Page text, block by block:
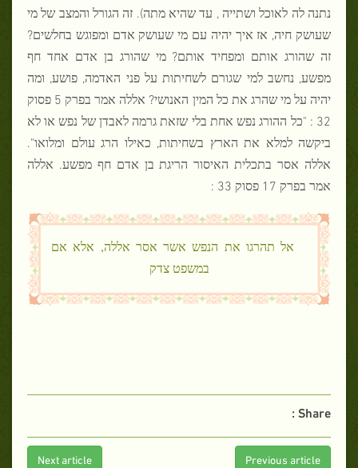
נתנה לה לאוכל ושתייה , עד שהיא מתה). זה הגורל והמצב של מי
שעושק חיה, אז איך יהיה עם מי שעושק אדם ומפוגש בחלשים?
זה שהורג אותם ומפחיד אותם? מי שהורג בן אדם אחד חף
מפשע, נחשב למי שגורם לשחיתות על פני האדמה, פושע, ומה
יהיה על מי שהרג את כל המין האנושי? אללה אמר בפרק 5 פסוק
32 : "כל ההורג נפש אחת בלי שזאת גרמה לאבדן של נפש או לא
ביקשה למלא את הארץ בשחיתות, כאילו הרג עולם ומלואו".
אללה אסר בתכלית האיסור הריגת בן אדם חף מפשע. אללה
אמר בפרק 17 פסוק 33 :
אל תהרגו את הנפש אשר אסר אללה, אלא אם
במשפט צדק
Share :
Previous article
Next article